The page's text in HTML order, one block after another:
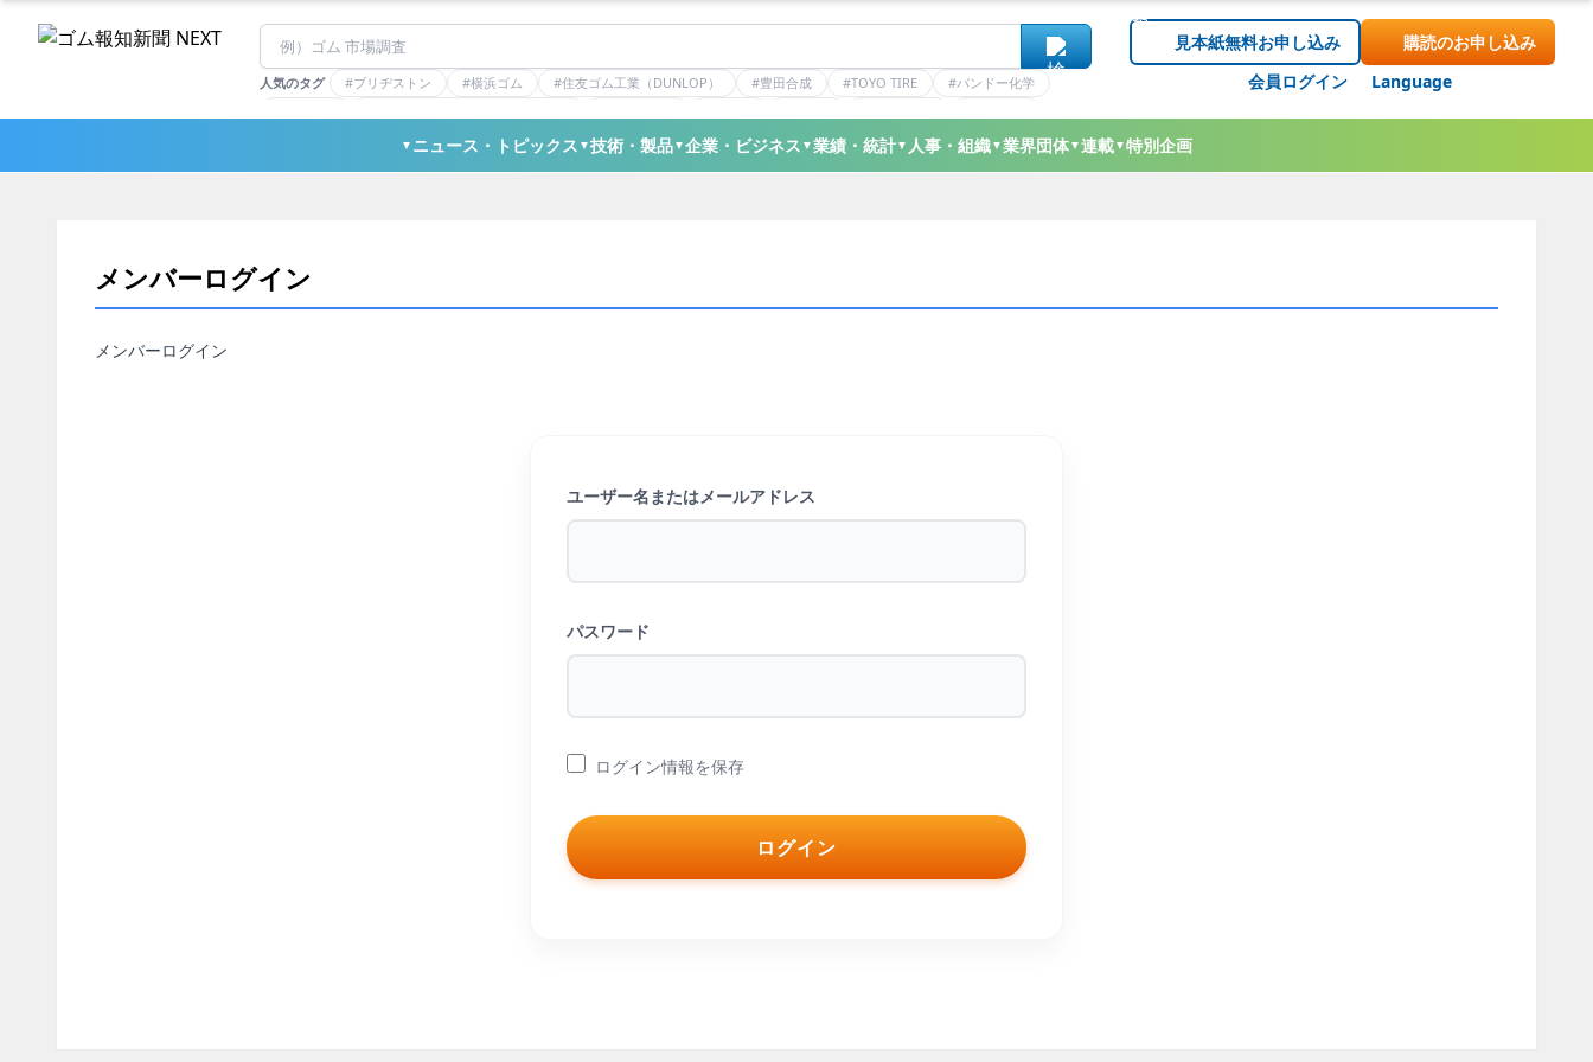
人気のタグ #ブリヂストン #横浜ゴム #住友ゴム工業（DUNLOP） #豊田合成 #TOYO TIRE
#バンドー化学
#東ソー
見本紙無料お申し込み
購読のお申し込み
会員ログイン
Language
▼ ニュース・トピックス ▼技術・製品▼企業・ビジネス ▼業績・統計▼ 人事・組織▼業界団体▼連載▼特別企画
メンバーログイン
メンバーログイン
ユーザー名またはメールアドレス
パスワード
ログイン情報を保存